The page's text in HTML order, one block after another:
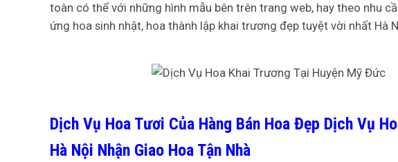
toàn có thể với những hình mẫu bên trên trang web, hay theo nhu
ứng hoa sinh nhật, hoa thành lập khai trương đẹp tuyệt vời nhất Hà
Dịch Vụ Hoa Tươi Của Hàng Bán Hoa Đẹp Dịch Vụ
Hà Nội Nhận Giao Hoa Tận Nhà